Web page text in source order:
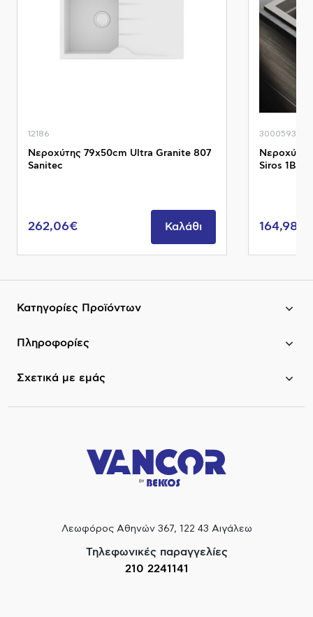
12186
Νεροχύτης 79x50cm Ultra Granite 807
Sanitec
262,06€ Καλάθι
3000593
Siros 1B
164,98€
Κατηγορίες Προϊόντων
Πληροφορίες
Σχετικά με εμάς
Λεωφόρος Αθηνών 367, 122 43 Αιγάλεω
Τηλεφωνικές παραγγελίες
210 2241141